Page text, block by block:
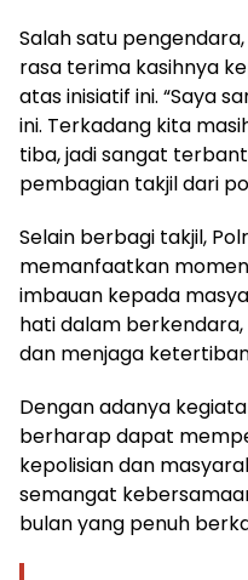
Salah satu
rasa terima kasihnya
atas inisiatif ini. “Saya
ini. Terkadang kita
tiba, jadi sangat
pembagian takjil dari
Selain berbagi takjil,
memanfaatkan
imbauan kepada
hati dalam
dan menjaga
Dengan adanya
berharap dapat
kepolisian dan
semangat
bulan yang penuh